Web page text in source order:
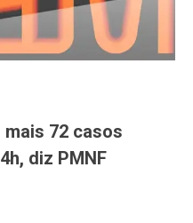
72 casos
diz PMNF